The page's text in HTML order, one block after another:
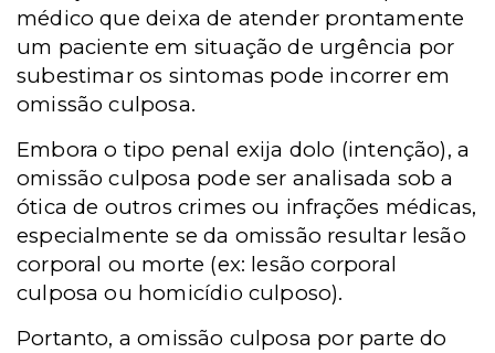
médico que deixa de atender prontamente
um paciente em situação de urgência por
subestimar os sintomas pode incorrer em
omissão culposa.
Embora o tipo penal exija dolo (intenção), a
omissão culposa pode ser analisada sob a
ótica de outros crimes ou infrações médicas,
especialmente se da omissão resultar lesão
corporal ou morte (ex: lesão corporal
culposa ou homicídio culposo).
Portanto, a omissão culposa por parte do